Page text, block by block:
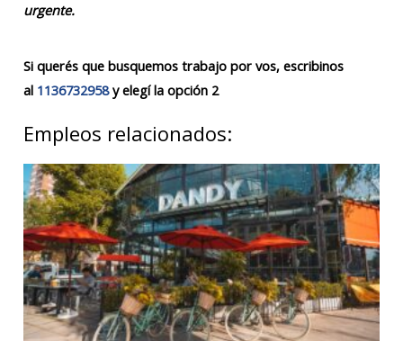
urgente.
Si querés que busquemos trabajo por vos, escribinos
al 1136732958y elegí la opción 2
Empleos relacionados: